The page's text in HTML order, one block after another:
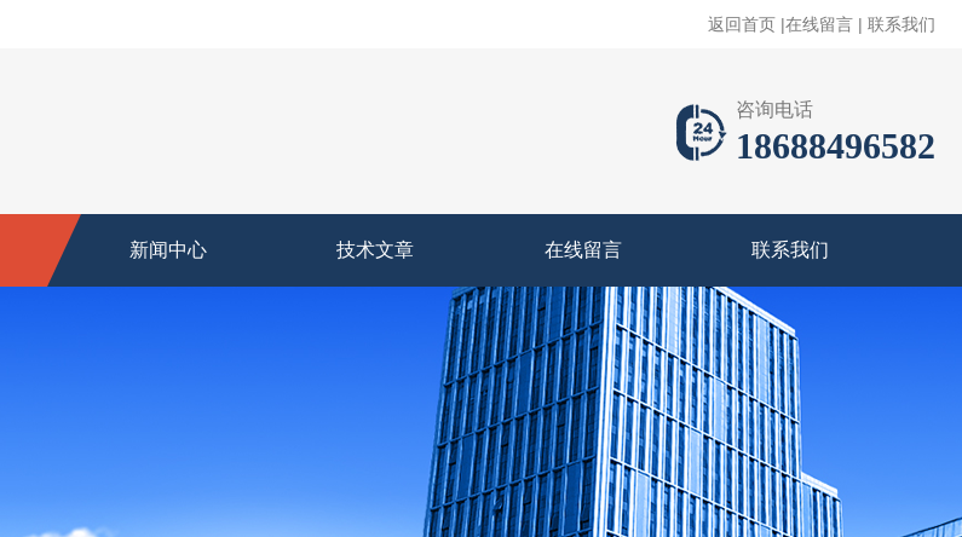
返回首页 |在线留言 | 联系我们
咨询电话
18688496582
新闻中心 技术文章 在线留言 联系我们